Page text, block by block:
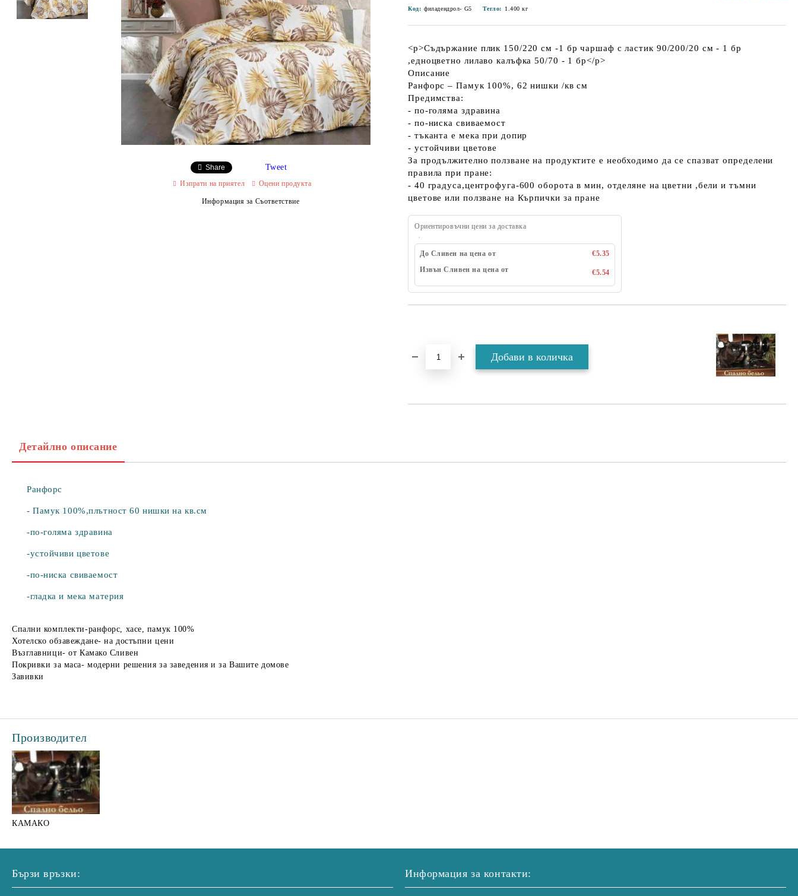
Код: филадендрол- G5 Тегло: 1.400 кг
<p>Съдържание плик 150/220 см -1 бр чаршаф с ластик 90/200/20 см - 1 бр
,едноцветно лилаво калъфка 50/70 - 1 бр</p>
Описание
Ранфорс – Памук 100%, 62 нишки /кв см
Предимства:
- по-голяма здравина
- по-ниска свиваемост
- тъканта е мека при допир
- устойчиви цветове
За продължително ползване на продуктите е необходимо да се спазват определени
правила при пране:
- 40 градуса,центрофуга-600 оборота в мин, отделяне на цветни ,бели и тъмни
цветове или ползване на Кърпички за пране
Ориентировъчни цени за доставка
До Сливен на цена от
€5.35
Извън Сливен на цена от
€5.54
Share Tweet
Изпрати на приятел Оцени продукта
Информация за Съответствие
Детайлно описание
Ранфорс
- Памук 100%,плътност 60 нишки на кв.см
-по-голяма здравина
-устойчиви цветове
-по-ниска свиваемост
-гладка и мека материя
Спални комплекти-ранфорс, хасе, памук 100%
Хотелско обзавеждане- на достъпни цени
Възглавници- от Камако Сливен
Покривки за маса- модерни решения за заведения и за Вашите домове
Завивки
Производител
КАМАКО
Бързи връзки: Информация за контакти: